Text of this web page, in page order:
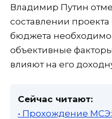
Владимир Путин
составлении
бюджета необходимо
объективные
влияют на его
Сейчас читают:
• Прохождение